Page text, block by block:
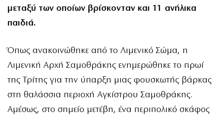
μεταξύ των οποίων βρίσκονταν και 11 ανήλικα
παιδιά.
Όπως ανακοινώθηκε από το Λιμενικό Σώμα, η
Λιμενική Αρχή Σαμοθράκης ενημερώθηκε το πρωί
της Τρίτης για την ύπαρξη μιας φουσκωτής βάρκας
στη θαλάσσια περιοχή Αγκίστρου Σαμοθράκης.
Αμέσως, στο σημείο μετέβη, ένα περιπολικό σκάφος